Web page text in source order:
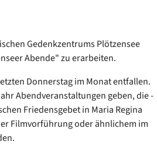
Gedenkzentrums Plötzensee
Abende" zu erarbeiten.
Donnerstag im Monat entfallen.
Abendveranstaltungen geben, die -
Friedensgebet in Maria Regina
Filmvorführung oder ähnlichem im